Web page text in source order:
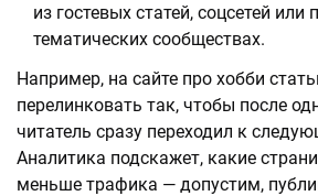
из гостевых статей, соцсетей или
тематических сообществах.
Например, на сайте про хобби
перелинковать так, чтобы после
читатель сразу переходил к
Аналитика подскажет, какие
меньше трафика — допустим,